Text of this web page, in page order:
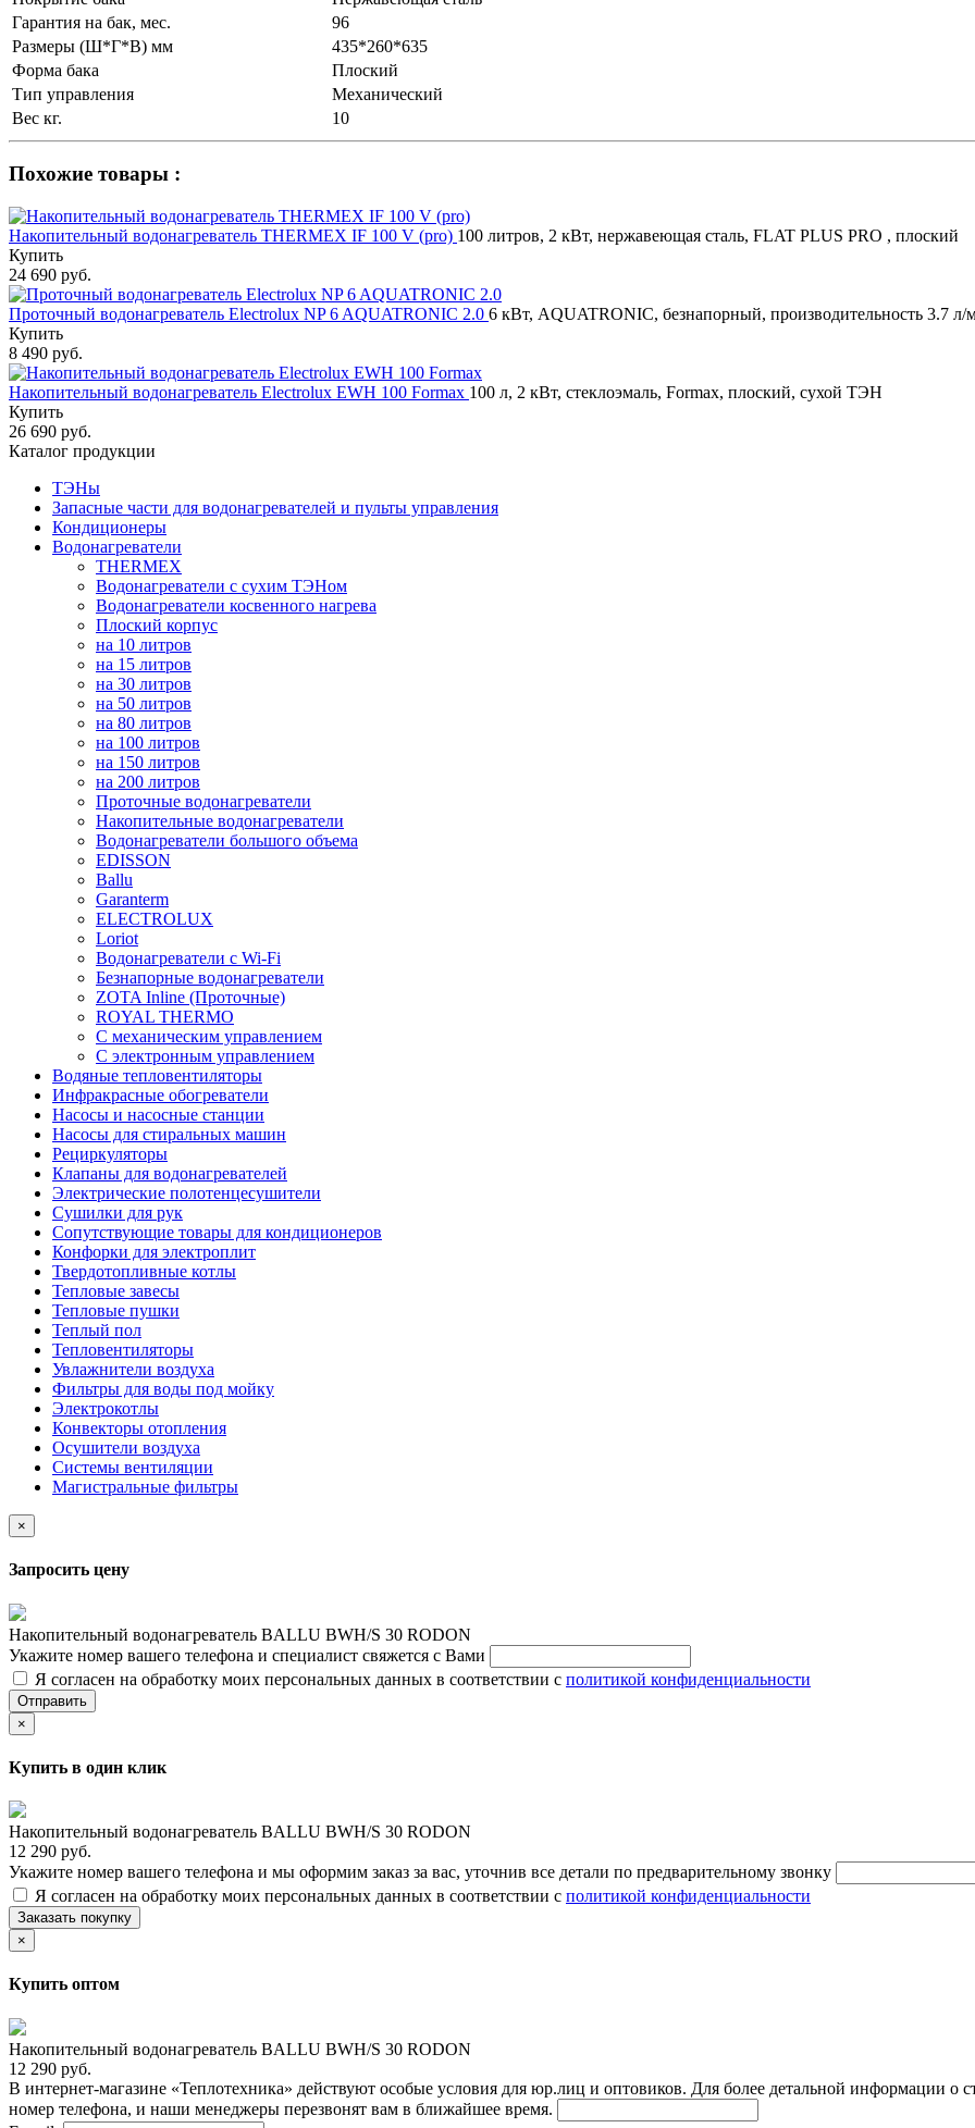
Гарантия на бак, мес.
96
Размеры (Ш*Г*В) мм
435*260*635
Форма бака
Плоский
Тип управления
Механический
Вес кг.
10
Похожие товары :
Накопительный водонагреватель THERMEX IF 100 V (pro) 100 литров, 2 кВт, нержавеющая сталь, FLAT PLUS PRO , плоский
Купить
24 690 руб.
Проточный водонагреватель Electrolux NP 6 AQUATRONIC 2.0 6 кВт, AQUATRONIC, безнапорный, производительность 3.7 л/
Купить
8 490 руб.
Накопительный водонагреватель Electrolux EWH 100 Formax 100 л, 2 кВт, стеклоэмаль, Formax, плоский, сухой ТЭН
Купить
26 690 руб.
Каталог продукции
ТЭНы
Запасные части для водонагревателей и пульты управления
Кондиционеры
Водонагреватели
THERMEX
Водонагреватели с сухим ТЭНом
Водонагреватели косвенного нагрева
Плоский корпус
на 10 литров
на 15 литров
на 30 литров
на 50 литров
на 80 литров
на 100 литров
на 150 литров
на 200 литров
Проточные водонагреватели
Накопительные водонагреватели
Водонагреватели большого объема
EDISSON
Ballu
Garanterm
ELECTROLUX
Loriot
Водонагреватели с Wi-Fi
Безнапорные водонагреватели
ZOTA Inline (Проточные)
ROYAL THERMO
С механическим управлением
С электронным управлением
Водяные тепловентиляторы
Инфракрасные обогреватели
Насосы и насосные станции
Насосы для стиральных машин
Рециркуляторы
Клапаны для водонагревателей
Электрические полотенцесушители
Сушилки для рук
Сопутствующие товары для кондиционеров
Конфорки для электроплит
Твердотопливные котлы
Тепловые завесы
Тепловые пушки
Теплый пол
Тепловентиляторы
Увлажнители воздуха
Фильтры для воды под мойку
Электрокотлы
Конвекторы отопления
Осушители воздуха
Системы вентиляции
Магистральные фильтры
×
Запросить цену
Накопительный водонагреватель BALLU BWH/S 30 RODON
Укажите номер вашего телефона и специалист свяжется с Вами
Я согласен на обработку моих персональных данных в соответствии с политикой конфиденциальности
Отправить
×
Купить в один клик
Накопительный водонагреватель BALLU BWH/S 30 RODON
12 290 руб.
Укажите номер вашего телефона и мы оформим заказ за вас, уточнив все детали по предварительному звонку
Я согласен на обработку моих персональных данных в соответствии с политикой конфиденциальности
Заказать покупку
×
Купить оптом
Накопительный водонагреватель BALLU BWH/S 30 RODON
12 290 руб.
В интернет-магазине «Теплотехника» действуют особые условия для юр.лиц и оптовиков. Для более детальной информации о
номер телефона, и наши менеджеры перезвонят вам в ближайшее время.